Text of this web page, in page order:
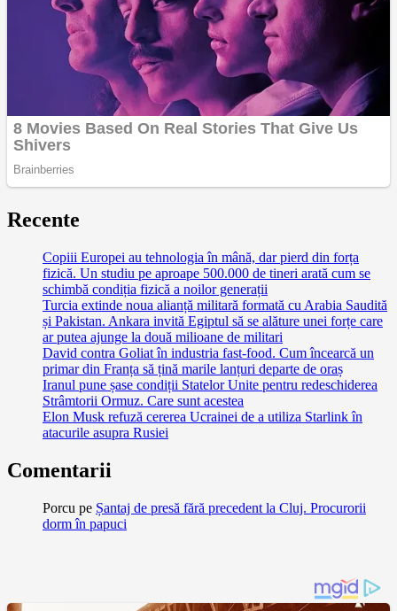
Recente
Copiii Europei au tehnologia în mână, dar pierd din forța
fizică. Un studiu pe aproape 500.000 de tineri arată cum se
schimbă condiția fizică a noilor generații
Turcia extinde noua alianță militară formată cu Arabia Saudită
și Pakistan. Ankara invită Egiptul să se alăture unei forțe care
ar putea ajunge la două milioane de militari
David contra Goliat în industria fast-food. Cum încearcă un
primar din Franța să țină marile lanțuri departe de oraș
Iranul pune șase condiții Statelor Unite pentru redeschiderea
Strâmtorii Ormuz. Care sunt acestea
Elon Musk refuză cererea Ucrainei de a utiliza Starlink în
atacurile asupra Rusiei
Comentarii
Porcu pe Șantaj de presă fără precedent la Cluj. Procurorii
dorm în papuci